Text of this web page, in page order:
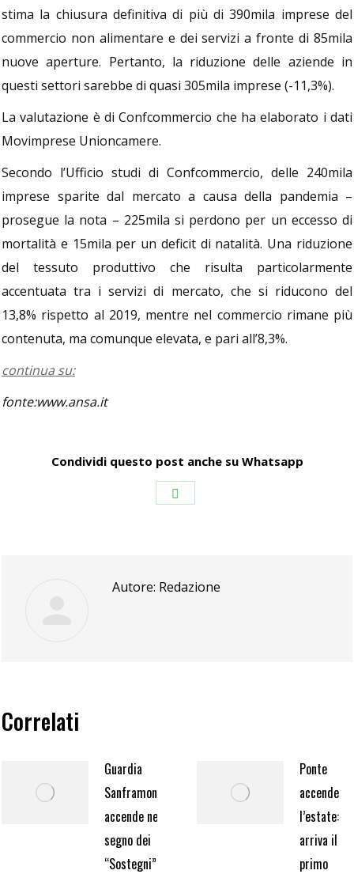
stima la chiusura definitiva di più di 390mila imprese del
commercio non alimentare e dei servizi a fronte di 85mila
nuove aperture. Pertanto, la riduzione delle aziende in
questi settori sarebbe di quasi 305mila imprese (-11,3%).
La valutazione è di Confcommercio che ha elaborato i dati
Movimprese Unioncamere.
Secondo l’Ufficio studi di Confcommercio, delle 240mila
imprese sparite dal mercato a causa della pandemia –
prosegue la nota – 225mila si perdono per un eccesso di
mortalità e 15mila per un deficit di natalità. Una riduzione
del tessuto produttivo che risulta particolarmente
accentuata tra i servizi di mercato, che si riducono del
13,8% rispetto al 2019, mentre nel commercio rimane più
contenuta, ma comunque elevata, e pari all’8,3%.
continua su:
fonte:www.ansa.it
Condividi questo post anche su Whatsapp
Autore: Redazione
Correlati
Guardia
Sanframondi: si
accende nel
segno dei
“Sostegni” la
Ponte
accende
l’estate:
arriva il
primo